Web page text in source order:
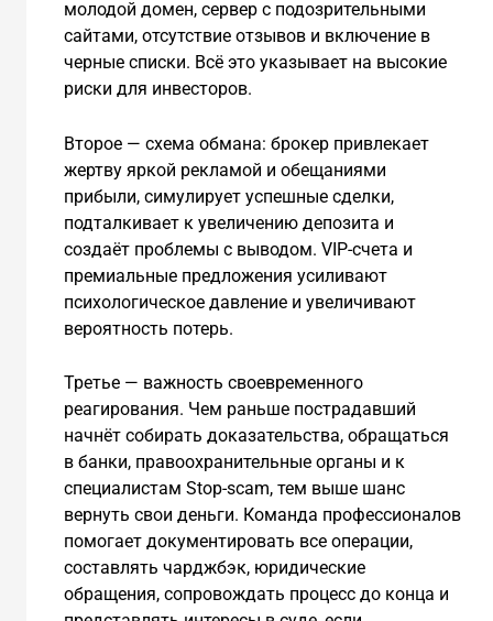
молодой домен, сервер с подозрительными
сайтами, отсутствие отзывов и включение в
черные списки. Всё это указывает на высокие
риски для инвесторов.
Второе — схема обмана: брокер привлекает
жертву яркой рекламой и обещаниями
прибыли, симулирует успешные сделки,
подталкивает к увеличению депозита и
создаёт проблемы с выводом. VIP-счета и
премиальные предложения усиливают
психологическое давление и увеличивают
вероятность потерь.
Третье — важность своевременного
реагирования. Чем раньше пострадавший
начнёт собирать доказательства, обращаться
в банки, правоохранительные органы и к
специалистам Stop-scam, тем выше шанс
вернуть свои деньги. Команда профессионалов
помогает документировать все операции,
составлять чарджбэк, юридические
обращения, сопровождать процесс до конца и